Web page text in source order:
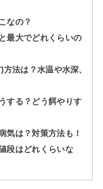
なの？
最大でどれくらいの
法は？水温や水深、
する？どう餌やりす
気は？対策方法も！
段はどれくらいな